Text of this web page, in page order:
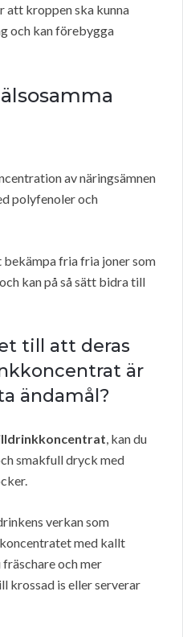
att kroppen ska kunna
och kan förebygga
av näringsämnen
polyfenoler och
fria fria joner som
kan på så sätt bidra till
till att deras
är
ändamål?
, kan du
smakfull dryck med
verkan som
med kallt
och mer
krossad is eller serverar